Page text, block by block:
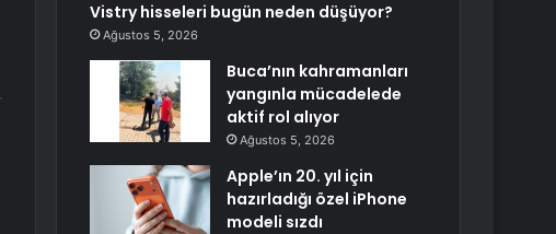
Vistry hisseleri bugün neden düşüyor?
Ağustos 5, 2026
Buca’nın kahramanları
yangınla mücadelede
aktif rol alıyor
Ağustos 5, 2026
Apple’ın 20. yıl için
hazırladığı özel iPhone
modeli sızdı